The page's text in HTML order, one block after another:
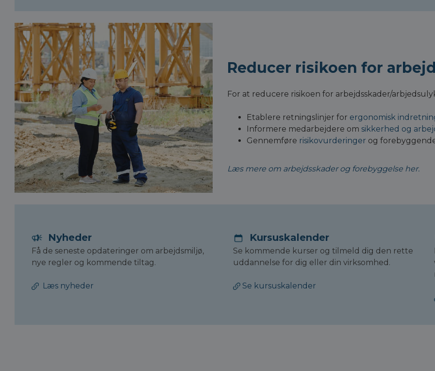
Reducer risikoen for
For at reducere risikoen for arbejdsskader/
Etablere retningslinjer for ergonomisk
Informere medarbejdere om sikkerhed og
Gennemføre risikovurderinger og
Læs mere om arbejdsskader og forebyggelse her.
Nyheder
Få de seneste opdateringer om arbejdsmiljø,
nye regler og kommende tiltag.
Læs nyheder
Kursuskalender
Se kommende kurser og tilmeld dig den rette
uddannelse for dig eller din virksomhed.
Se kursuskalender